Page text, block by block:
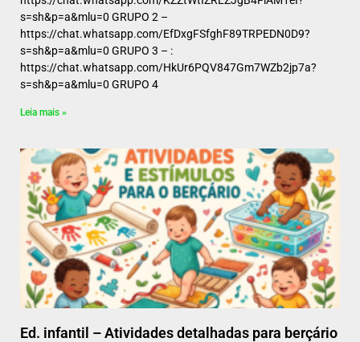
s=sh&p=a&mlu=0 GRUPO 2 –
https://chat.whatsapp.com/EfDxgFSfghF89TRPEDN0D9?
s=sh&p=a&mlu=0 GRUPO 3 – :
https://chat.whatsapp.com/HkUr6PQV847Gm7WZb2jp7a?
s=sh&p=a&mlu=0 GRUPO 4
Leia mais »
Ed. infantil – Atividades detalhadas para berçário